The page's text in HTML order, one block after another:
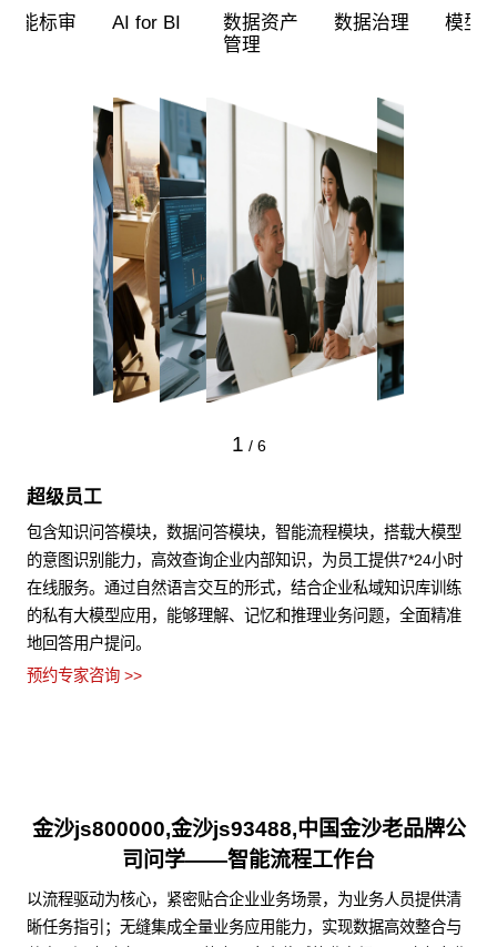
超级员工 智能标审 AI for BI
数据资产
1 / 6
超级员工
包含知识问答模块，数据问答模块，智能流程模块，搭载大模型
的意图识别能力，高效查询企业内部知识，为员工提供7*24小时
在线服务。通过自然语言交互的形式，结合企业私域知识库训练
的私有大模型应用，能够理解、记忆和推理业务问题，全面精准
地回答用户提问。
预约专家咨询 >>
金沙js800000,金沙js93488,中国金沙老品牌公
司问学——智能流程工作台
以流程驱动为核心，紧密贴合企业业务场景，为业务人员提供清
晰任务指引；无缝集成全量业务应用能力，实现数据高效整合与